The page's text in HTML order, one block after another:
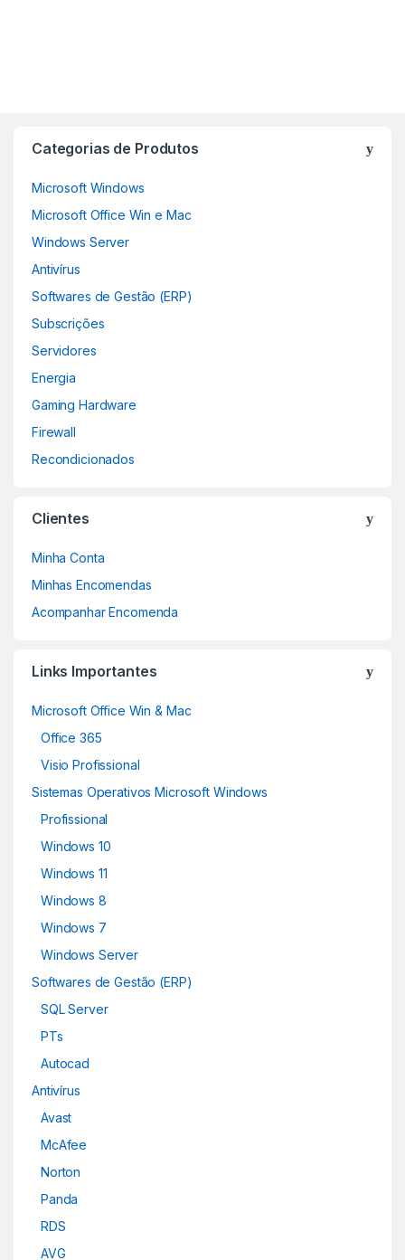
Categorias de Produtos
Microsoft Windows
Microsoft Office Win e Mac
Windows Server
Antivírus
Softwares de Gestão (ERP)
Subscrições
Servidores
Energia
Gaming Hardware
Firewall
Recondicionados
Clientes
Minha Conta
Minhas Encomendas
Acompanhar Encomenda
Links Importantes
Microsoft Office Win & Mac
Office 365
Visio Profissional
Sistemas Operativos Microsoft Windows
Profissional
Windows 10
Windows 11
Windows 8
Windows 7
Windows Server
Softwares de Gestão (ERP)
SQL Server
PTs
Autocad
Antivírus
Avast
McAfee
Norton
Panda
RDS
AVG